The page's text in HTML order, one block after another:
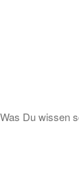
Du wissen